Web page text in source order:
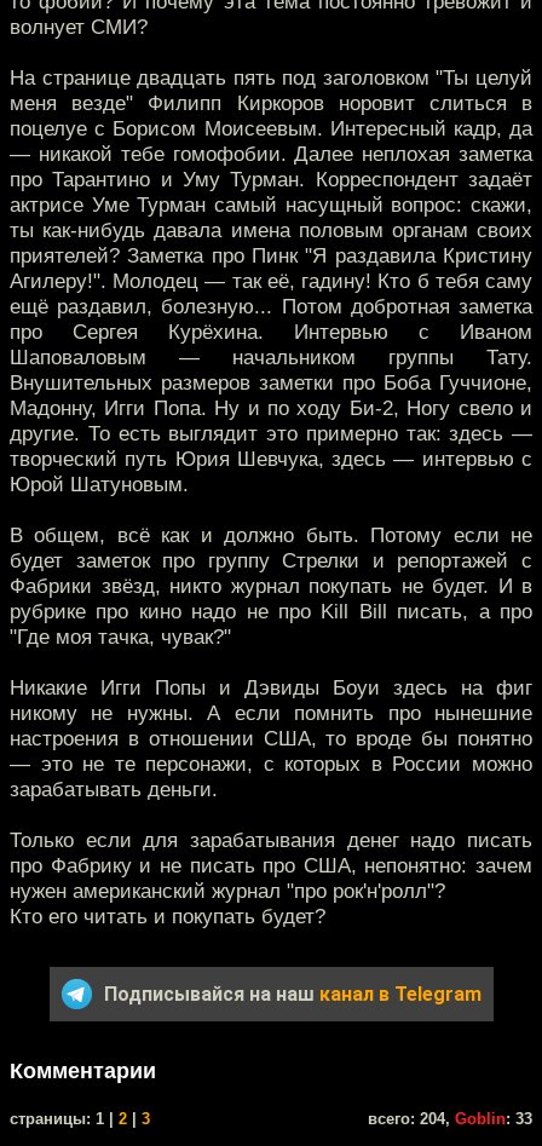
волнует СМИ?
На странице двадцать пять под заголовком "Ты целуй
меня везде" Филипп Киркоров норовит слиться в
поцелуе с Борисом Моисеевым. Интересный кадр, да
— никакой тебе гомофобии. Далее неплохая заметка
про Тарантино и Уму Турман. Корреспондент задаёт
актрисе Уме Турман самый насущный вопрос: скажи,
ты как-нибудь давала имена половым органам своих
приятелей? Заметка про Пинк "Я раздавила Кристину
Агилеру!". Молодец — так её, гадину! Кто б тебя саму
ещё раздавил, болезную... Потом добротная заметка
про Сергея Курёхина. Интервью с Иваном
Шаповаловым — начальником группы Тату.
Внушительных размеров заметки про Боба Гуччионе,
Мадонну, Игги Попа. Ну и по ходу Би-2, Ногу свело и
другие. То есть выглядит это примерно так: здесь —
творческий путь Юрия Шевчука, здесь — интервью с
Юрой Шатуновым.
В общем, всё как и должно быть. Потому если не
будет заметок про группу Стрелки и репортажей с
Фабрики звёзд, никто журнал покупать не будет. И в
рубрике про кино надо не про Kill Bill писать, а про
"Где моя тачка, чувак?"
Никакие Игги Попы и Дэвиды Боуи здесь на фиг
никому не нужны. А если помнить про нынешние
настроения в отношении США, то вроде бы понятно
— это не те персонажи, с которых в России можно
зарабатывать деньги.
Только если для зарабатывания денег надо писать
про Фабрику и не писать про США, непонятно: зачем
нужен американский журнал "про рок'н'ролл"?
Кто его читать и покупать будет?
Подписывайся на наш канал в Telegram
Комментарии
cтраницы: 1 | 2 3 всего: 204, Goblin: 33